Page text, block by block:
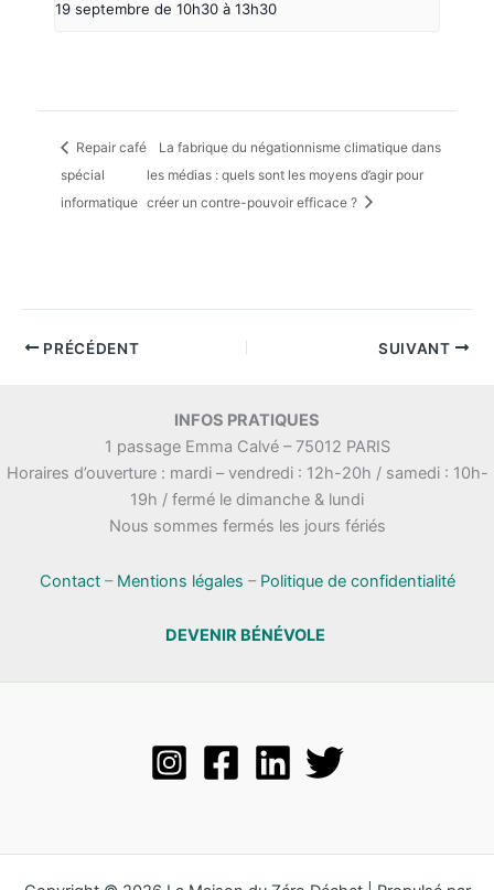
19 septembre de 10h30 à 13h30
Repair café
spécial
informatique
La fabrique du négationnisme climatique dans
les médias : quels sont les moyens d’agir pour
créer un contre-pouvoir efficace ?
PRÉCÉDENT SUIVANT
INFOS PRATIQUES
1 passage Emma Calvé – 75012 PARIS
Horaires d’ouverture : mardi – vendredi : 12h-20h / samedi : 10h-
19h / fermé le dimanche & lundi
Nous sommes fermés les jours fériés
Contact– Mentions légales – Politique de confidentialité
DEVENIR BÉNÉVOLE